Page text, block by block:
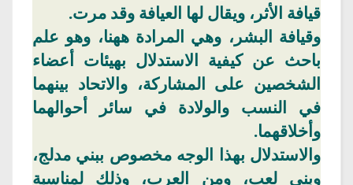
قيافة الأثر، ويقال لها العيافة وقد مرت.
وقيافة البشر، وهي
المرادة ههنا، وهو علم
باحث عن كيفية الاستدلال بهيئات أعضاء
الشخصين على المشاركة، والاتحاد بينهما
في النسب والولادة في سائر
أحوالهما
وأخلاقهما.
والاستدلال بهذا الوجه مخصوص ببني مدلج،
وبني لعب، ومن العرب، وذلك لمناسبة